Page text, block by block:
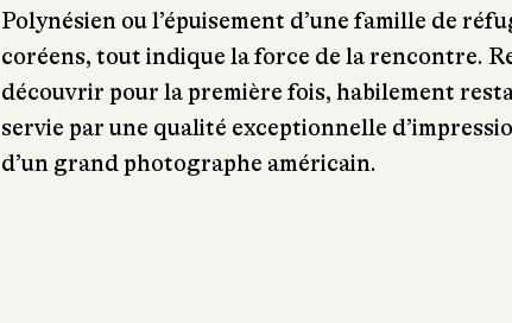
Polynésien ou l’épuisement d’une famille de
coréens, tout indique la force de la rencontre.
découvrir pour la première fois, habilement
servie par une qualité exceptionnelle
d’un grand photographe américain.